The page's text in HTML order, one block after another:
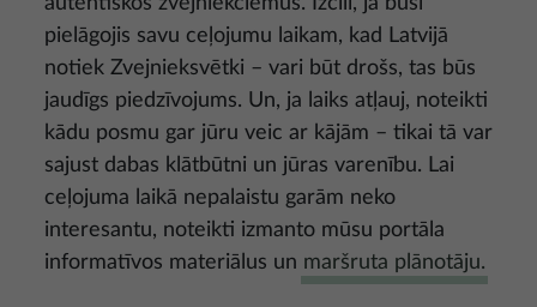
pielāgojis savu ceļojumu laikam, kad Latvijā
notiek Zvejnieksvētki – vari būt drošs, tas būs
jaudīgs piedzīvojums. Un, ja laiks atļauj, noteikti
kādu posmu gar jūru veic ar kājām – tikai tā var
sajust dabas klātbūtni un jūras varenību. Lai
ceļojuma laikā nepalaistu garām neko
interesantu, noteikti izmanto mūsu portāla
informatīvos materiālus un maršruta plānotāju.